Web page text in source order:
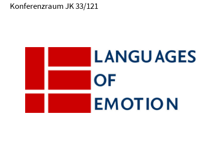
Konferenzraum JK 33/121